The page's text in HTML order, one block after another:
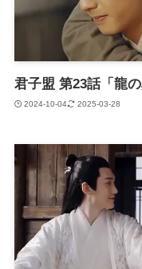
君子盟 第23話「龍
2024-10-04 2025-03-28